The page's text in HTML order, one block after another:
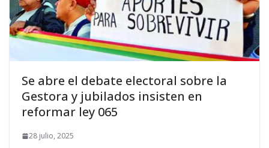
Se abre el debate electoral sobre la
Gestora y jubilados insisten en
reformar ley 065
28 julio, 2025